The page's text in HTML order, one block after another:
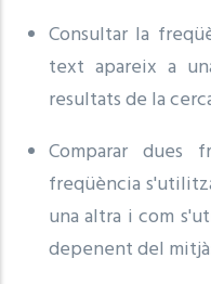
Consultar la
text apareix a
resultats de la
Comparar dues
freqüència
una altra i com
depenent del